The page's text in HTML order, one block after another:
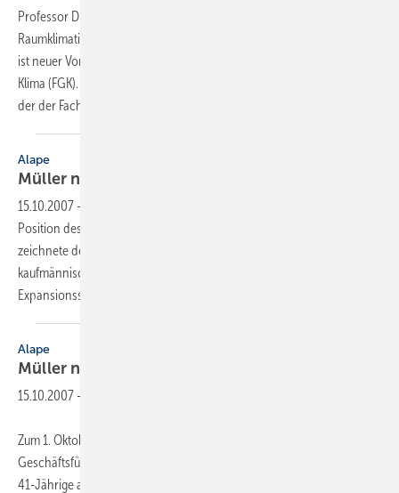
Professor Dr. Dirk Müller, Leiter des Lehrstuhls für Gebäude- und
Raumklimatik am E.ON Energieforschungszentrum der RWTH Aachen,
ist neuer Vorsitzender der Fachkommission im Fachinstitut Gebäude-
Klima (FGK). Er tritt die Nachfolge von Professor Dr. Uwe Franzke an,
der der Fachkommission
Alape
Müller neuer
15.10.2007 -
Position des Geschäftsführers bei Alape in Goslar. Rund drei Jahre
zeichnete der 41-Jährige als Geschäftsführer verantwortlich für die
kaufmännische Leitung sowie die Umsetzung einer
Expansionsstrategie.
Alape
Müller neuer
15.10.2007 -
Zum 1. Oktober 2007 übernahm Carsten Müller die Position des
Geschäftsführers bei Alape in Goslar. Rund drei Jahre zeichnete der
41-Jährige als Geschäftsführer verantwortlich für die kaufmännische